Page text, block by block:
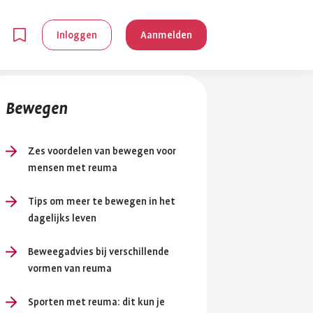
is
om je
Inloggen Aanmelden
Bewegen
Zes voordelen van bewegen voor
mensen met reuma
Tips om meer te bewegen in het
dagelijks leven
Beweegadvies bij verschillende
vormen van reuma
Sporten met reuma: dit kun je